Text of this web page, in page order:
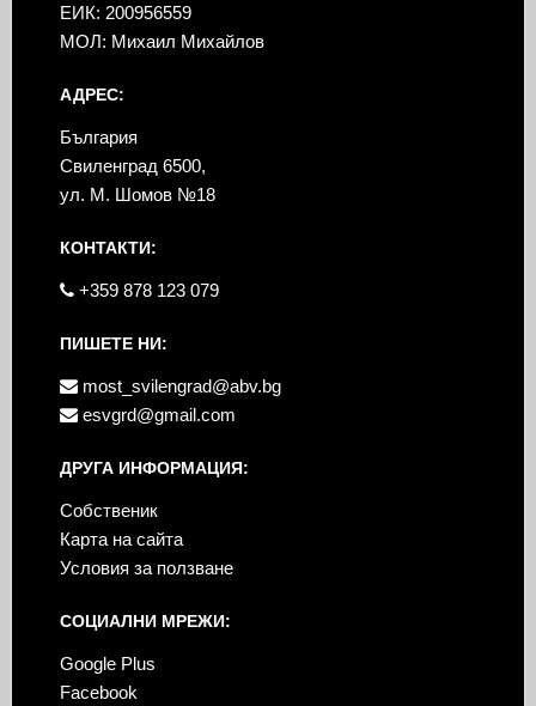
ЕИК: 200956559
МОЛ: Михаил Михайлов
АДРЕС:
България
Свиленград 6500,
ул. М. Шомов №18
КОНТАКТИ:
+359 878 123 079
ПИШЕТЕ НИ:
most_svilengrad@abv.bg
esvgrd@gmail.com
ДРУГА ИНФОРМАЦИЯ:
Собственик
Карта на сайта
Условия за ползване
СОЦИАЛНИ МРЕЖИ:
Google Plus
Facebook